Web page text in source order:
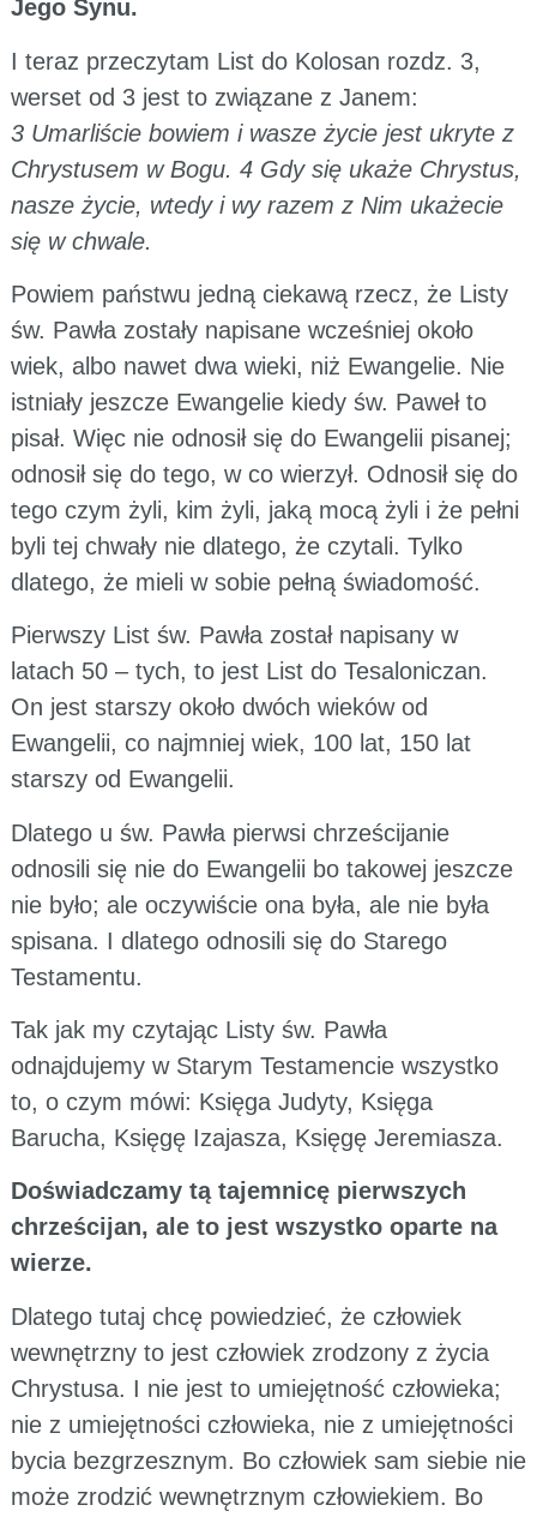
Jego Synu.
I teraz przeczytam List do Kolosan rozdz. 3,
werset od 3 jest to związane z Janem:
3 Umarliście bowiem i wasze życie jest ukryte z
Chrystusem w Bogu. 4 Gdy się ukaże Chrystus,
nasze życie, wtedy i wy razem z Nim ukażecie
się w chwale.
Powiem państwu jedną ciekawą rzecz, że Listy
św. Pawła zostały napisane wcześniej około
wiek, albo nawet dwa wieki, niż Ewangelie. Nie
istniały jeszcze Ewangelie kiedy św. Paweł to
pisał. Więc nie odnosił się do Ewangelii pisanej;
odnosił się do tego, w co wierzył. Odnosił się do
tego czym żyli, kim żyli, jaką mocą żyli i że pełni
byli tej chwały nie dlatego, że czytali. Tylko
dlatego, że mieli w sobie pełną świadomość.
Pierwszy List św. Pawła został napisany w
latach 50 – tych, to jest List do Tesaloniczan.
On jest starszy około dwóch wieków od
Ewangelii, co najmniej wiek, 100 lat, 150 lat
starszy od Ewangelii.
Dlatego u św. Pawła pierwsi chrześcijanie
odnosili się nie do Ewangelii bo takowej jeszcze
nie było; ale oczywiście ona była, ale nie była
spisana. I dlatego odnosili się do Starego
Testamentu.
Tak jak my czytając Listy św. Pawła
odnajdujemy w Starym Testamencie wszystko
to, o czym mówi: Księga Judyty, Księga
Barucha, Księgę Izajasza, Księgę Jeremiasza.
Doświadczamy tą tajemnicę pierwszych
chrześcijan, ale to jest wszystko oparte na
wierze.
Dlatego tutaj chcę powiedzieć, że człowiek
wewnętrzny to jest człowiek zrodzony z życia
Chrystusa. I nie jest to umiejętność człowieka;
nie z umiejętności człowieka, nie z umiejętności
bycia bezgrzesznym. Bo człowiek sam siebie nie
może zrodzić wewnętrznym człowiekiem. Bo